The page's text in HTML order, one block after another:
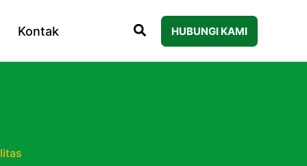
Kontak HUBUNGI KAMI